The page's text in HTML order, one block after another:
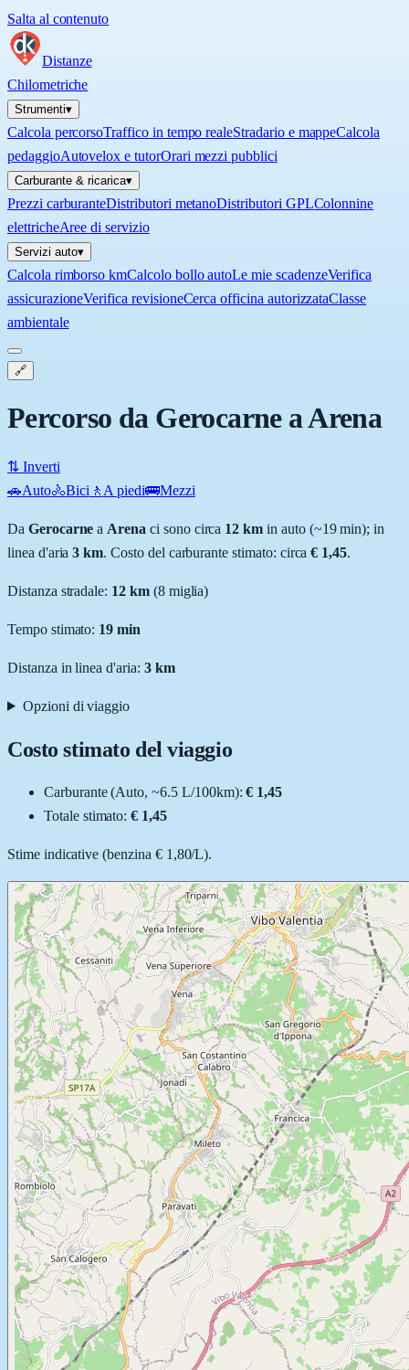
Salta al contenuto
Distanze
Chilometriche
Strumenti▾
Calcola percorsoTraffico in tempo realeStradario e mappeCalcola
pedaggioAutovelox e tutorOrari mezzi pubblici
Carburante & ricarica▾
Prezzi carburanteDistributori metanoDistributori GPLColonnine
elettricheAree di servizio
Servizi auto▾
Calcola rimborso kmCalcolo bollo autoLe mie scadenzeVerifica
assicurazioneVerifica revisioneCerca officina autorizzataClasse
ambientale
🔗
Percorso da Gerocarne a Arena
⇅ Inverti
🚗Auto🚴Bici 🚶 A piedi🚌Mezzi
Da Gerocarne a Arena ci sono circa 12 km in auto (~19 min); in
linea d'aria3 km. Costo del carburante stimato: circa € 1,45.
Distanza stradale: 12 km (8miglia)
Tempo stimato: 19 min
Distanza in linea d'aria: 3km
Opzioni di viaggio
Costo stimato del viaggio
Carburante (Auto, ~6.5 L/100km): € 1,45
Totale stimato:€ 1,45
Stime indicative (benzina € 1,80/L).